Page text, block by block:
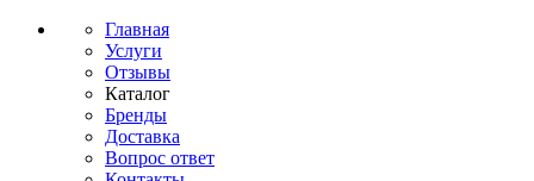
Главная
Услуги
Отзывы
Каталог
Бренды
Доставка
Вопрос ответ